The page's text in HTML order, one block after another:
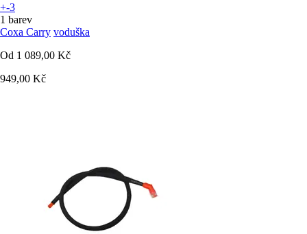
+-3
1 barev
Coxa Carry voduška
Od 1 089,00 Kč
949,00 Kč